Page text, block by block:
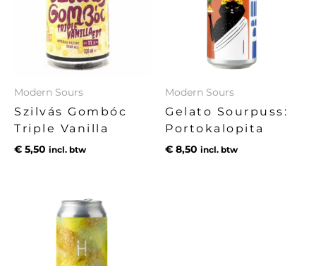
Modern Sours
Szilvás Gombóc
Triple Vanilla
€ 5,50 incl. btw
Modern Sours
Gelato Sourpuss:
Portokalopita
€ 8,50 incl. btw